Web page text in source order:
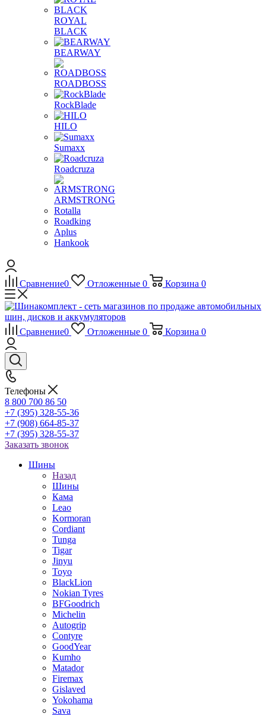
ROYAL
BLACK
BEARWAY
ROADBOSS
RockBlade
HILO
Sumaxx
Roadcruza
ARMSTRONG
Rotalla
Roadking
Aplus
Hankook
Сравнение0 Отложенные 0 Корзина 0
Сравнение0 Отложенные 0 Корзина 0
Телефоны
8 800 700 86 50
+7 (395) 328-55-36
+7 (908) 664-85-37
+7 (395) 328-55-37
Заказать звонок
Шины
Назад
Шины
Кама
Leao
Kormoran
Cordiant
Tunga
Tigar
Jinyu
Toyo
BlackLion
Nokian Tyres
BFGoodrich
Michelin
Autogrip
Contyre
GoodYear
Kumho
Matador
Firemax
Gislaved
Yokohama
Sava